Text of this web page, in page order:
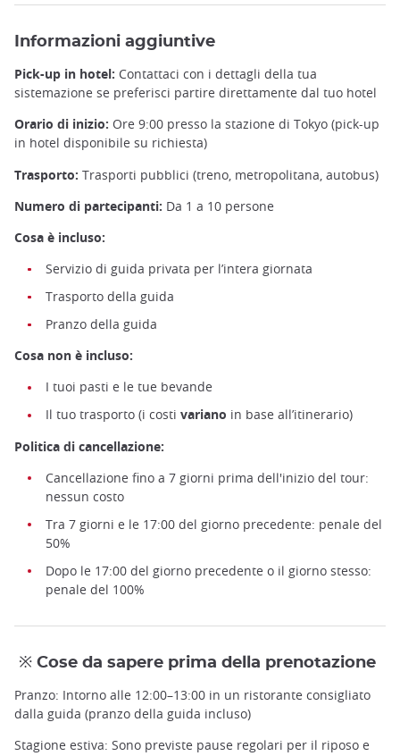
Tempio Sensoji e albero del cielo, Tokyo ©Chan Richie
Informazioni aggiuntive
Pick-up in hotel: Contattaci con i dettagli della tua
sistemazione se preferisci partire direttamente dal tuo hotel
Orario di inizio: Ore 9:00 presso la stazione di Tokyo (pick-up
in hotel disponibile su richiesta)
Trasporto: Trasporti pubblici (treno, metropolitana, autobus)
Numero di partecipanti: Da 1 a 10 persone
Cosa è incluso:
Servizio di guida privata per l’intera giornata
Trasporto della guida
Pranzo della guida
Cosa non è incluso:
I tuoi pasti e le tue bevande
Il tuo trasporto (i costi variano in base all’itinerario)
Politica di cancellazione:
Cancellazione fino a 7 giorni prima dell'inizio del tour:
nessun costo
Tra 7 giorni e le 17:00 del giorno precedente: penale del
50%
Dopo le 17:00 del giorno precedente o il giorno stesso:
penale del 100%
※ Cose da sapere prima della prenotazione
Pranzo: Intorno alle 12:00–13:00 in un ristorante consigliato
dalla guida (pranzo della guida incluso)
Stagione estiva: Sono previste pause regolari per il riposo e